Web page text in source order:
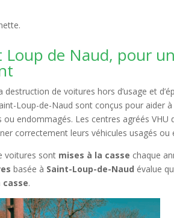
Loup de Naud, pour
de voitures hors d’usage et
Loup-de-Naud sont conçus pour aider à
endommagés. Les centres agréés VHU
correctement leurs véhicules usagés ou
voitures sont mises à la casse chaque
basée à Saint-Loup-de-Naud évalue
casse.